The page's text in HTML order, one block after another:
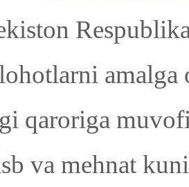
amalga
qaroriga
va mehnat